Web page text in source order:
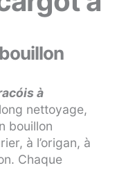
à
nettoyage,
bouillon
à l’origan, à
Chaque